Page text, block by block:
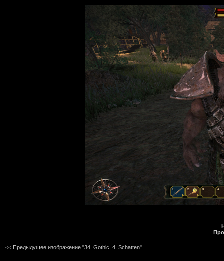
<< Предыдущее изображение "34_Gothic_4_Schatten"